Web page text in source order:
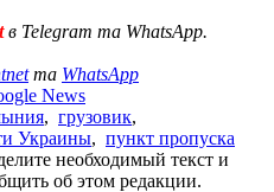
в Telegram та WhatsApp.
та WhatsApp
News
, грузовик,
Украины, пункт пропуска
необходимый текст и
об этом редакции.